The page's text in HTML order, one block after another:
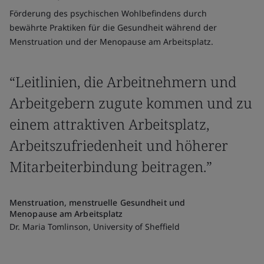
Förderung des psychischen Wohlbefindens durch
bewährte Praktiken für die Gesundheit während der
Menstruation und der Menopause am Arbeitsplatz.
“Leitlinien, die Arbeitnehmern und
Arbeitgebern zugute kommen und zu
einem attraktiven Arbeitsplatz,
Arbeitszufriedenheit und höherer
Mitarbeiterbindung beitragen.”
Menstruation, menstruelle Gesundheit und
Menopause am Arbeitsplatz
Dr. Maria Tomlinson, University of Sheffield